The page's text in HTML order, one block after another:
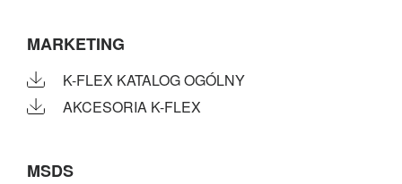
MARKETING
K-FLEX KATALOG OGÓLNY
AKCESORIA K-FLEX
MSDS